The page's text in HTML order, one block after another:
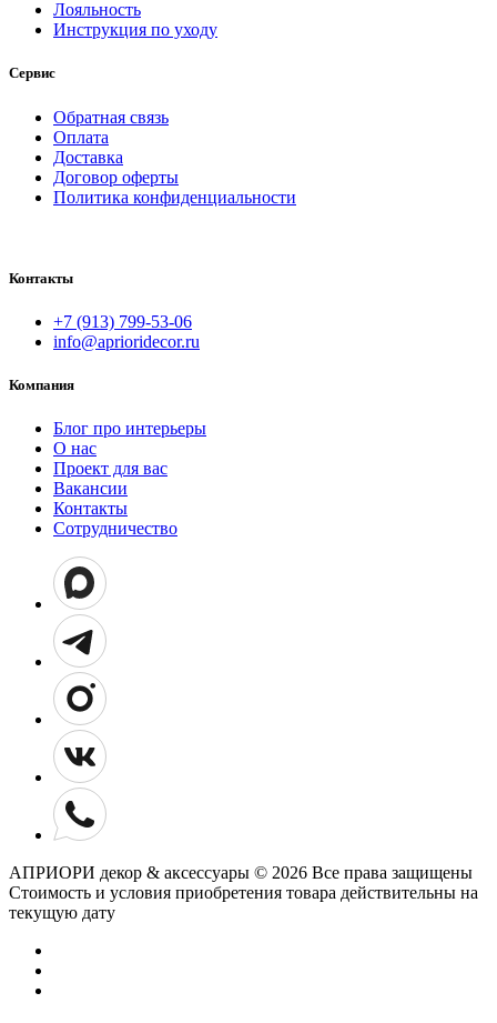
Лояльность
Инструкция по уходу
Сервис
Обратная связь
Оплата
Доставка
Договор оферты
Политика конфиденциальности
Контакты
+7 (913) 799-53-06
info@aprioridecor.ru
Компания
Блог про интерьеры
О нас
Проект для вас
Вакансии
Контакты
Сотрудничество
АПРИОРИ декор & аксессуары © 2026 Все права защищены
Cтоимость и условия приобретения товара действительны на
текущую дату